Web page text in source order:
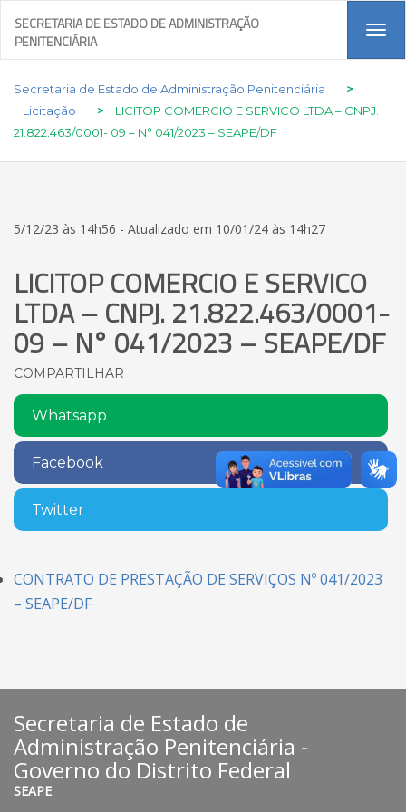
SECRETARIA DE ESTADO DE ADMINISTRAÇÃO
PENITENCIÁRIA
Secretaria de Estado de Administração Penitenciária
>
Licitação
>
LICITOP COMERCIO E SERVICO LTDA – CNPJ.
21.822.463/0001- 09 – N° 041/2023 – SEAPE/DF
5/12/23 às 14h56 - Atualizado em 10/01/24 às 14h27
LICITOP COMERCIO E SERVICO
LTDA – CNPJ. 21.822.463/0001-
09 – N° 041/2023 – SEAPE/DF
COMPARTILHAR
Whatsapp
Facebook
Twitter
CONTRATO DE PRESTAÇÃO DE SERVIÇOS Nº 041/2023
– SEAPE/DF
Secretaria de Estado de
Administração Penitenciária -
Governo do Distrito Federal
SEAPE